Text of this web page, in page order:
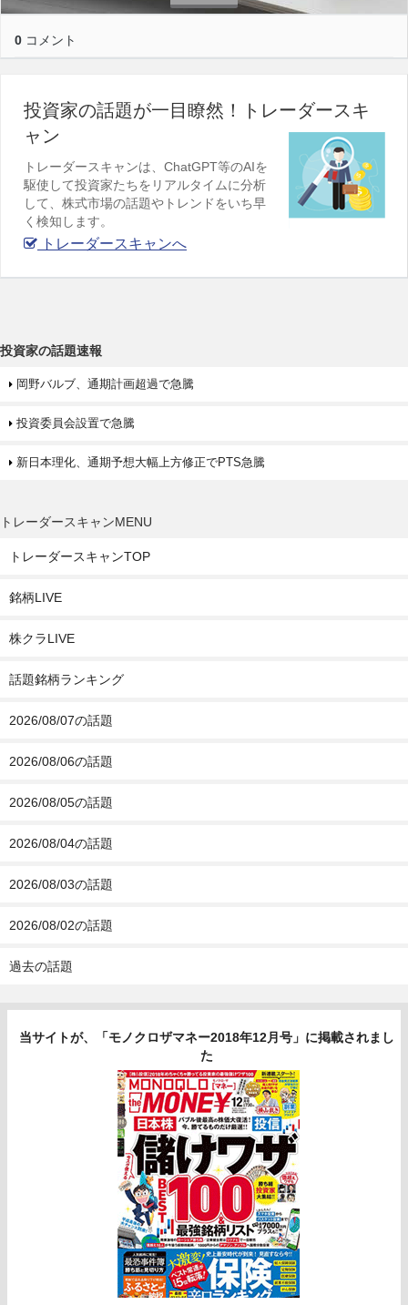
0 コメント
投資家の話題が一目瞭然！トレーダースキ
ャン
トレーダースキャンは、ChatGPT等のAIを
駆使して投資家たちをリアルタイムに分析
して、株式市場の話題やトレンドをいち早
く検知します。
トレーダースキャンへ
投資家の話題速報
岡野バルブ、通期計画超過で急騰
投資委員会設置で急騰
新日本理化、通期予想大幅上方修正でPTS急騰
トレーダースキャンMENU
トレーダースキャンTOP
銘柄LIVE
株クラLIVE
話題銘柄ランキング
2026/08/07の話題
2026/08/06の話題
2026/08/05の話題
2026/08/04の話題
2026/08/03の話題
2026/08/02の話題
過去の話題
当サイトが、「モノクロザマネー2018年12月号」に掲載されまし
た